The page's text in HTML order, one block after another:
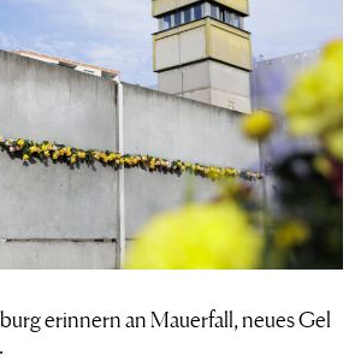
erinnern an Mauerfall, neues Gel